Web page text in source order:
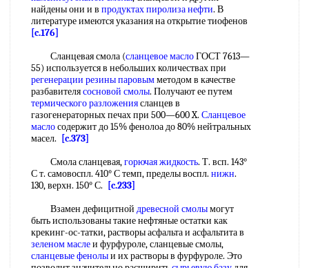
найдены они и в продуктах пиролиза нефти. В
литературе имеются указания на открытие тиофенов
[c.176]
Сланцевая смола (сланцевое маслоГОСТ 7613—
55) используется в небольших количествах при
регенерации резины паровымметодом в качестве
разбавителясосновой смолы. Получают ее путем
термического разложениясланцев в
газогенераторных печах при 500—600 X. Сланцевое
маслосодержит до 15% фенолоа до 80% нейтральных
масел.
[c.373]
Смола сланцевая,горючая жидкость. Т. всп. 143°
С т. самовоспл. 410° С темп, пределы воспл. нижн.
130, верхн. 150° С.
[c.233]
Взамен дефицитной древесной смолымогут
быть использованы такие нефтяные остатки как
крекинг-ос-татки, растворы асфальта и асфальтита в
зеленом маслеи фурфуроле, сланцевые смолы,
сланцевые фенолыи их растворы в фурфуроле. Это